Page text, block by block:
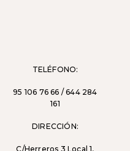
TELÉFONO:
95 106 76 66 / 644 284
161
DIRECCIÓN:
C/Herreros 3 Local 1,